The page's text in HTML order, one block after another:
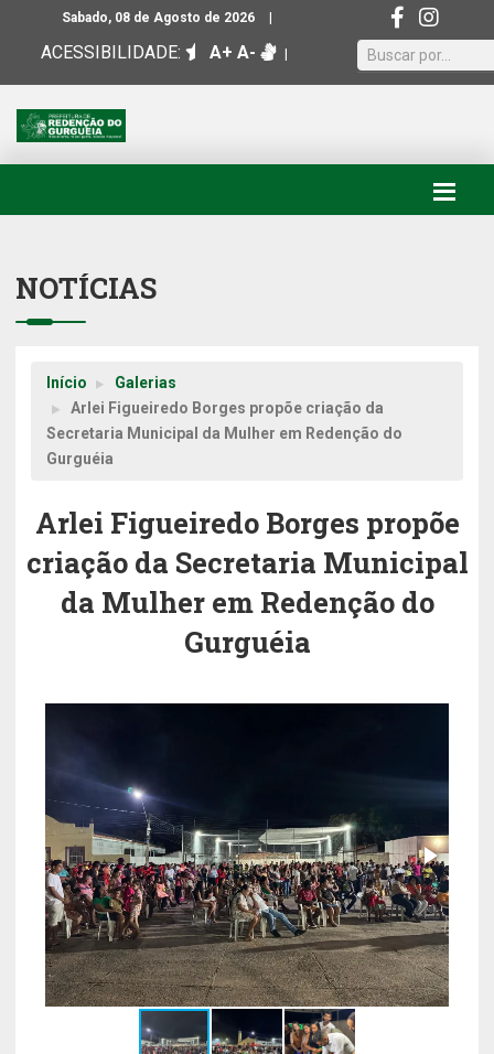
Sabado, 08 de Agosto de 2026 |
ACESSIBILIDADE: A+ A- |
NOTÍCIAS
Início
Galerias
Arlei Figueiredo Borges propõe criação da
Secretaria Municipal da Mulher em Redenção do
Gurguéia
Arlei Figueiredo Borges propõe
criação da Secretaria Municipal
da Mulher em Redenção do
Gurguéia